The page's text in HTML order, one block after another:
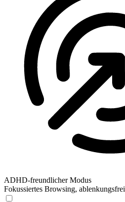
ADHD-freundlicher Modus
Fokussiertes Browsing, ablenkungsfrei